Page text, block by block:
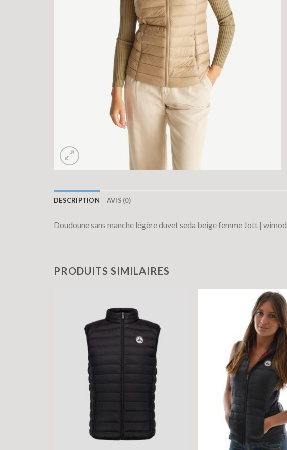
DESCRIPTION AVIS (0)
Doudoune sans manche légère duvet seda beige femme Jott | wimod
PRODUITS SIMILAIRES